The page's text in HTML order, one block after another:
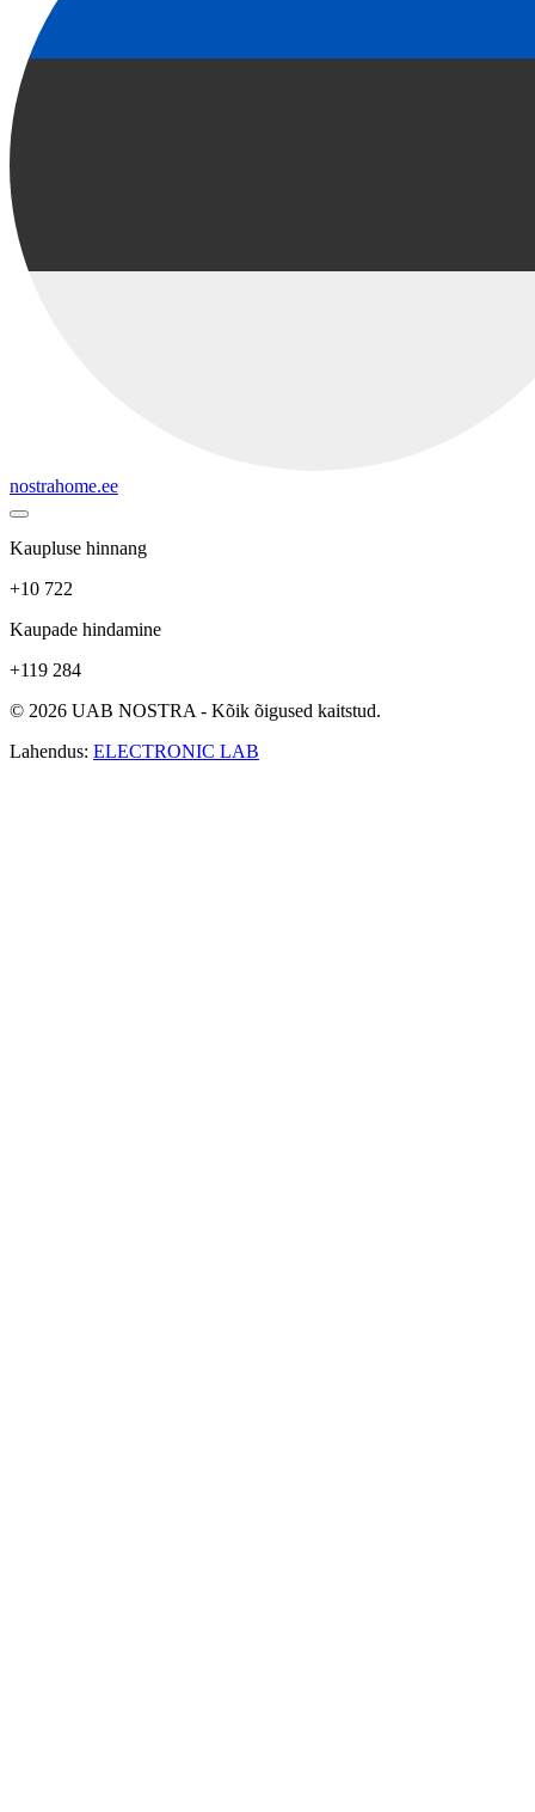
nostrahome.ee
Kaupluse hinnang
+10 722
Kaupade hindamine
+119 284
© 2026 UAB NOSTRA - Kõik õigused kaitstud.
Lahendus: ELECTRONIC LAB